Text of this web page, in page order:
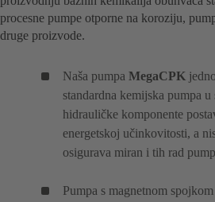
procesne pumpe otporne na koroziju,
druge proizvode.
Naša pumpa MegaCPK
standardna kemijska pumpa
hidrauličke komponente
energetskoj učinkovitosti, a
osigurava miran i tih rad
Pumpa s magnetnom spojkom